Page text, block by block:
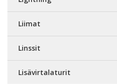
Liimat
Linssit
Lisävirtalaturit